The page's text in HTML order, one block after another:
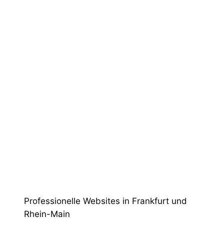
Professionelle Websites in Frankfurt und
Rhein-Main